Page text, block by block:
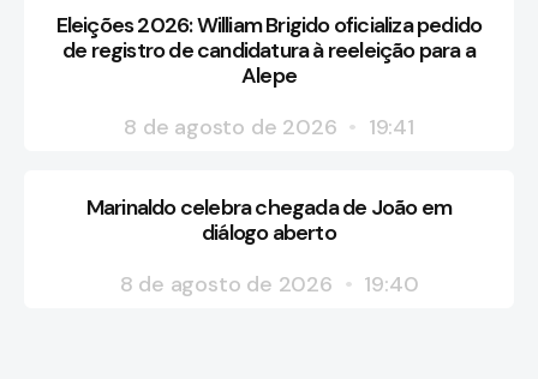
Eleições 2026: William Brigido oficializa pedido
de registro de candidatura à reeleição para a
Alepe
8 de agosto de 2026
19:41
Marinaldo celebra chegada de João em
diálogo aberto
8 de agosto de 2026
19:40